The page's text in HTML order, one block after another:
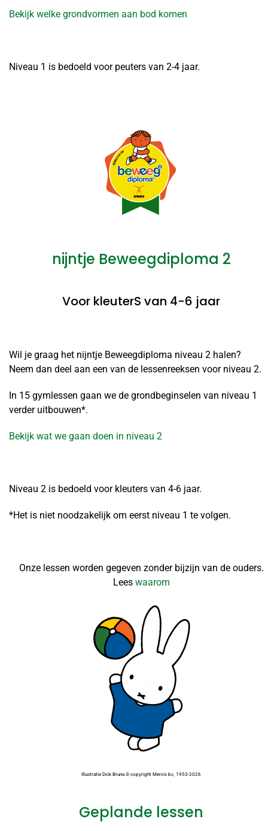
Bekijk welke grondvormen aan bod komen
Niveau 1 is bedoeld voor peuters van 2-4 jaar.
nijntje Beweegdiploma 2
Voor kleuterS van 4-6 jaar
Wil je graag het nijntje Beweegdiploma niveau 2 halen?
Neem dan deel aan een van de lessenreeksen voor niveau 2.
In 15 gymlessen gaan we de grondbeginselen van niveau 1
verder uitbouwen*.
Bekijk wat we gaan doen in niveau 2
Niveau 2 is bedoeld voor kleuters van 4-6 jaar.
*Het is niet noodzakelijk om eerst niveau 1 te volgen.
Onze lessen worden gegeven zonder bijzijn van de ouders.
Lees waarom
Illustratie Dick Bruna © copyright Mercis bv, 1953-2026
Geplande lessen